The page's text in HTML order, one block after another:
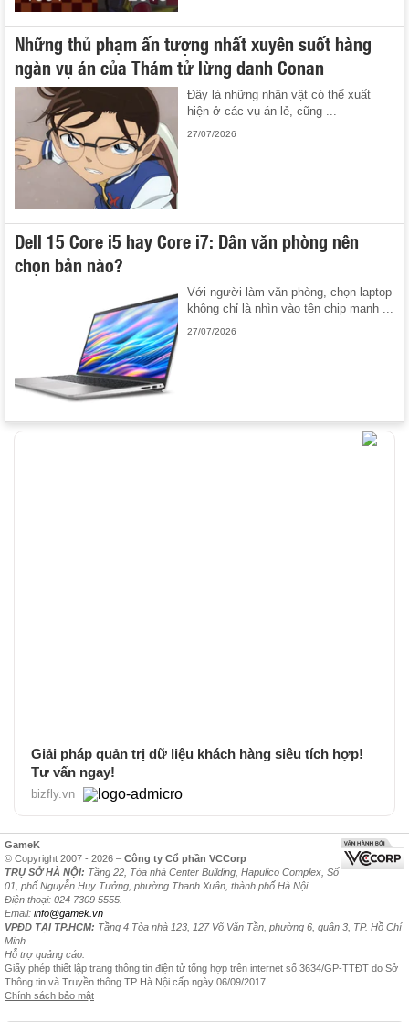
Những thủ phạm ấn tượng nhất xuyên suốt hàng
ngàn vụ án của Thám tử lừng danh Conan
Đây là những nhân vật có thể xuất
hiện ở các vụ án lẻ, cũng ...
27/07/2026
Dell 15 Core i5 hay Core i7: Dân văn phòng nên
chọn bản nào?
Với người làm văn phòng, chọn laptop
không chỉ là nhìn vào tên chip mạnh ...
27/07/2026
Giải pháp quản trị dữ liệu khách hàng siêu tích hợp!
Tư vấn ngay!
bizfly.vn
GameK
© Copyright 2007 - 2026 – Công ty Cổ phần VCCorp
TRỤ SỞ HÀ NỘI: Tầng 22, Tòa nhà Center Building, Hapulico Complex, Số
01, phố Nguyễn Huy Tưởng, phường Thanh Xuân, thành phố Hà Nội.
Điện thoại: 024 7309 5555.
Email: info@gamek.vn
VPĐD TẠI TP.HCM: Tầng 4 Tòa nhà 123, 127 Võ Văn Tần, phường 6, quận 3, TP. Hồ Chí
Minh
Hỗ trợ quảng cáo:
Giấy phép thiết lập trang thông tin điện tử tổng hợp trên internet số 3634/GP-TTĐT do Sở
Thông tin và Truyền thông TP Hà Nội cấp ngày 06/09/2017
Chính sách bảo mật